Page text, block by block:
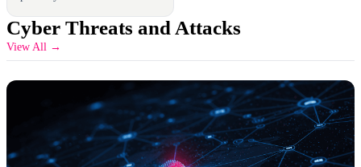
Cyber Threats and Attacks
View All →